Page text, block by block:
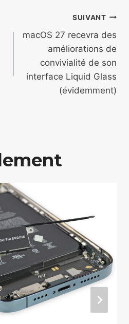
SUIVANT
macOS 27 recevra des
améliorations de
convivialité de son
interface Liquid Glass
(évidemment)